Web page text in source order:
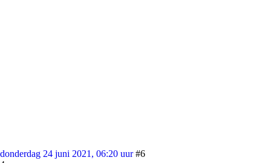
donderdag 24 juni 2021, 06:20 uur #6